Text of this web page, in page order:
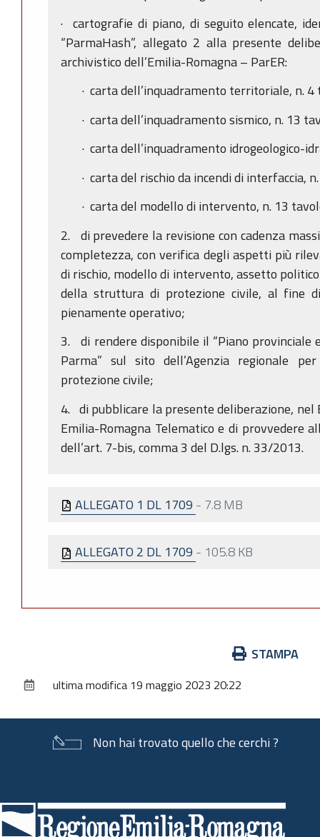
· cartografie di piano, di seguito elencate,
“ParmaHash”, allegato 2 alla presente
archivistico dell’Emilia-Romagna – ParER:
· carta dell’inquadramento territoriale, n. 4
· carta dell’inquadramento sismico, n. 13
· carta dell’inquadramento idrogeologico-
· carta del rischio da incendi di interfaccia,
· carta del modello di intervento, n. 13
2. di prevedere la revisione con cadenza
completezza, con verifica degli aspetti più
di rischio, modello di intervento, assetto
della struttura di protezione civile, al fine
pienamente operativo;
3. di rendere disponibile il “Piano provinciale
Parma” sul sito dell’Agenzia regionale
protezione civile;
4. di pubblicare la presente deliberazione,
Emilia-Romagna Telematico e di provvedere
dell’art. 7-bis, comma 3 del D.lgs. n. 33/2013.
ALLEGATO 1 DL 1709 - 7.8 MB
ALLEGATO 2 DL 1709 - 105.8 KB
documento
STAMPA
ultima modifica 19 maggio 2023 20:22
Non hai trovato quello che cerchi ?
di
pagina